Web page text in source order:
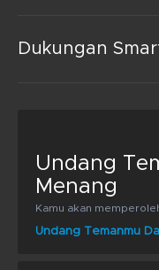
Dukungan
Undang
Menang
Kamu akan
Undang Temanmu